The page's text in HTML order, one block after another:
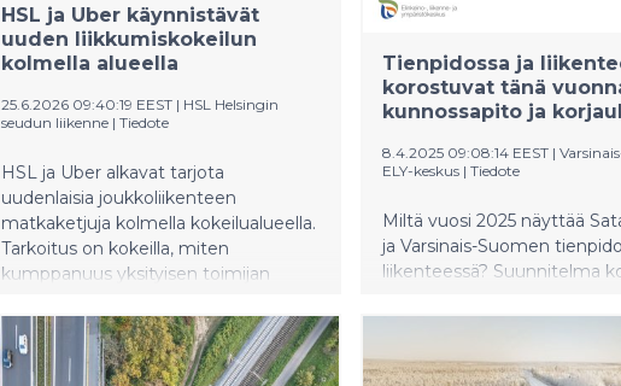
HSL ja Uber käynnistävät
uuden liikkumiskokeilun
kolmella alueella
25.6.2026 09:40:19 EEST | HSL Helsingin
seudun liikenne | Tiedote
HSL ja Uber alkavat tarjota
uudenlaisia joukkoliikenteen
matkaketjuja kolmella kokeilualueella.
Tarkoitus on kokeilla, miten
kumppanuus yksityisen toimijan
liikkumista Helsingin seudulla.
Tienpidossa ja
korostuvat tänä
kunnossapito ja
8.4.2025 09:08:14 EEST |
ELY-keskus | Tiedote
Miltä vuosi 2025 näyttää
ja Varsinais-Suomen
liikenteessä? Suunnitelma
painopisteitä ja vuoden 2025
käynnissä olevat